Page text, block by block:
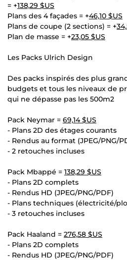
= +138,29 $US
Plans des 4 façades = +46,10 $US
Plans de coupe (2 sections) = +
Plan de masse = +23,05 $US
Les Packs Ulrich Design
Des packs inspirés des plus
budgets et tous les niveaux de
qui ne dépasse pas les 500m2
Pack Neymar = 69,14 $US
- Plans 2D des étages courants
- Rendus au format (JPEG/PNG/
- 2 retouches incluses
Pack Mbappé = 138,29 $US
- Plans 2D complets
- Rendus HD (JPEG/PNG/PDF)
- Plans techniques (électricité/
- 3 retouches incluses
Pack Haaland = 276,58 $US
- Plans 2D complets
- Rendus HD (JPEG/PNG/PDF)